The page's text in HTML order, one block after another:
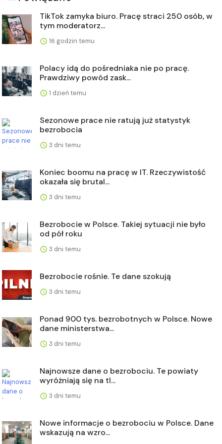
TikTok zamyka biuro. Pracę straci 250 osób, w
tym moderatorz...
16 godzin temu
Polacy idą do pośredniaka nie po pracę.
Prawdziwy powód zask...
1 dzień temu
Sezonowe prace nie ratują już statystyk
bezrobocia
3 dni temu
Koniec boomu na pracę w IT. Rzeczywistość
okazała się brutal...
3 dni temu
Bezrobocie w Polsce. Takiej sytuacji nie było
od pół roku
3 dni temu
Bezrobocie rośnie. Te dane szokują
3 dni temu
Ponad 900 tys. bezrobotnych w Polsce. Nowe
dane ministerstwa...
3 dni temu
Najnowsze dane o bezrobociu. Te powiaty
wyróżniają się na tl...
3 dni temu
Nowe informacje o bezrobociu w Polsce. Dane
wskazują na wzro...